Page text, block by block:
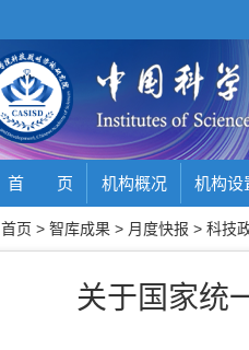
首 页 机构概况 机构设
首页 > 智库成果 > 月度快报 > 科技
关于国家统